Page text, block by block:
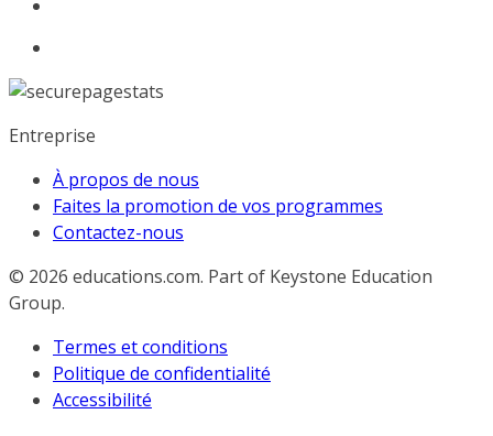
Entreprise
À propos de nous
Faites la promotion de vos programmes
Contactez-nous
© 2026 educations.com. Part of Keystone Education
Group.
Termes et conditions
Politique de confidentialité
Accessibilité